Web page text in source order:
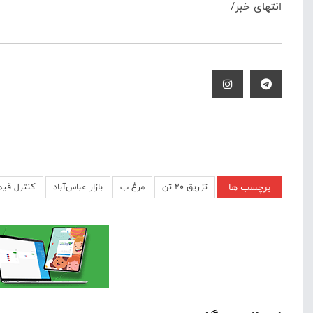
انتهای خبر/
برچسب ها تزریق ۲۰ تن مرغ ب بازار عباس‌آباد کنترل